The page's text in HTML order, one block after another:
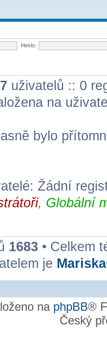
Heslo:
7 uživatelů :: 0
na
bylo
Žádní
, Globální
1683 • Celkem
je
na phpBB®
Český